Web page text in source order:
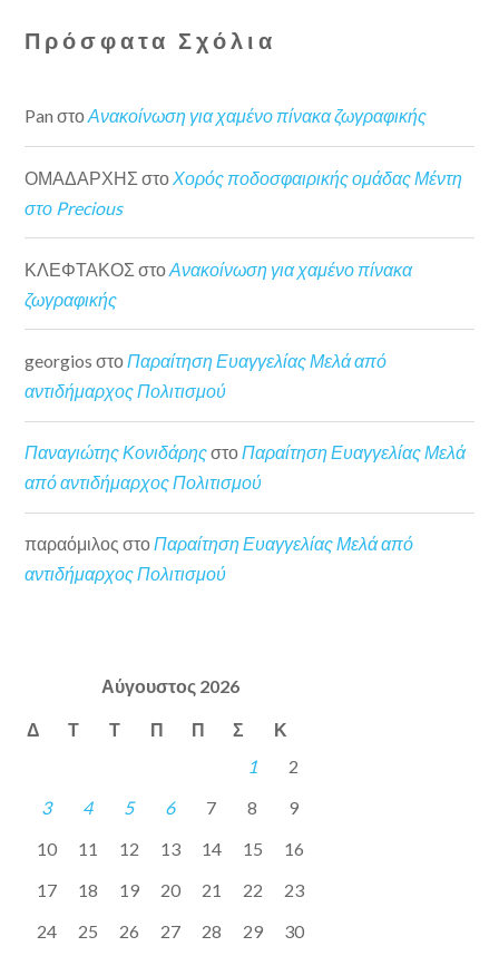
Πρόσφατα Σχόλια
Pan στοΑνακοίνωση για χαμένο πίνακα ζωγραφικής
ΟΜΑΔΑΡΧΗΣ στο Χορός ποδοσφαιρικής ομάδας Μέντη
στο Precious
ΚΛΕΦΤΑΚΟΣ στοΑνακοίνωση για χαμένο πίνακα
ζωγραφικής
georgios στοΠαραίτηση Ευαγγελίας Μελά από
αντιδήμαρχος Πολιτισμού
Παναγιώτης ΚονιδάρηςστοΠαραίτηση Ευαγγελίας Μελά
από αντιδήμαρχος Πολιτισμού
παραόμιλος στοΠαραίτηση Ευαγγελίας Μελά από
αντιδήμαρχος Πολιτισμού
Αύγουστος 2026
Δ Τ Τ Π Π Σ
Κ
1
2
3
4 5 6 7 8
9
10
11 12 13 14 15
16
17
18 19 20 21 22
23
24
25 26 27 28 29 30